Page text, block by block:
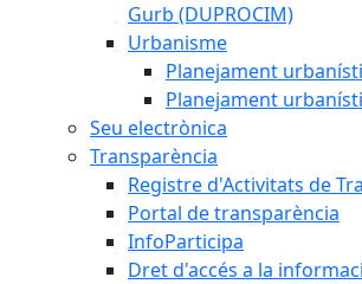
Gurb (DUPROCIM)
Urbanisme
Planejament
Planejament
Seu electrònica
Transparència
Registre d'Activitats de
Portal de transparència
InfoParticipa
Dret d'accés a la